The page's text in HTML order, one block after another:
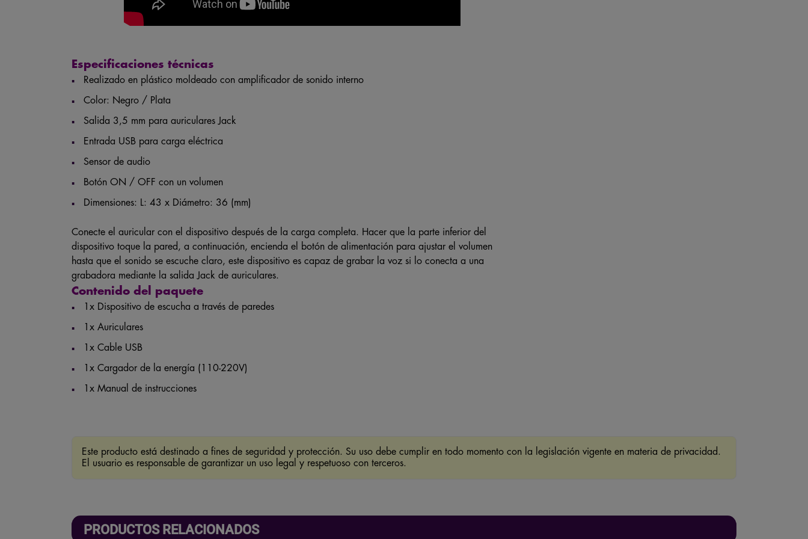
Especificaciones técnicas
Realizado en plástico moldeado con amplificador de sonido interno
Color: Negro / Plata
Salida 3,5 mm para auriculares Jack
Entrada USB para carga eléctrica
Sensor de audio
Botón ON / OFF con un volumen
Dimensiones: L: 43 x Diámetro: 36 (mm)
Conecte el auricular con el dispositivo después de la carga completa. Hacer que la parte inferior del
dispositivo toque la pared, a continuación, encienda el botón de alimentación para ajustar el volumen
hasta que el sonido se escuche claro, este dispositivo es capaz de grabar la voz si lo conecta a una
grabadora mediante la salida Jack de auriculares.
Contenido del paquete
1x Dispositivo de escucha a través de paredes
1x Auriculares
1x Cable USB
1x Cargador de la energía (110-220V)
1x Manual de instrucciones
Este producto está destinado a fines de seguridad y protección. Su uso debe cumplir en todo momento con la legislación vigente en materia de privacidad.
El usuario es responsable de garantizar un uso legal y respetuoso con terceros.
PRODUCTOS RELACIONADOS